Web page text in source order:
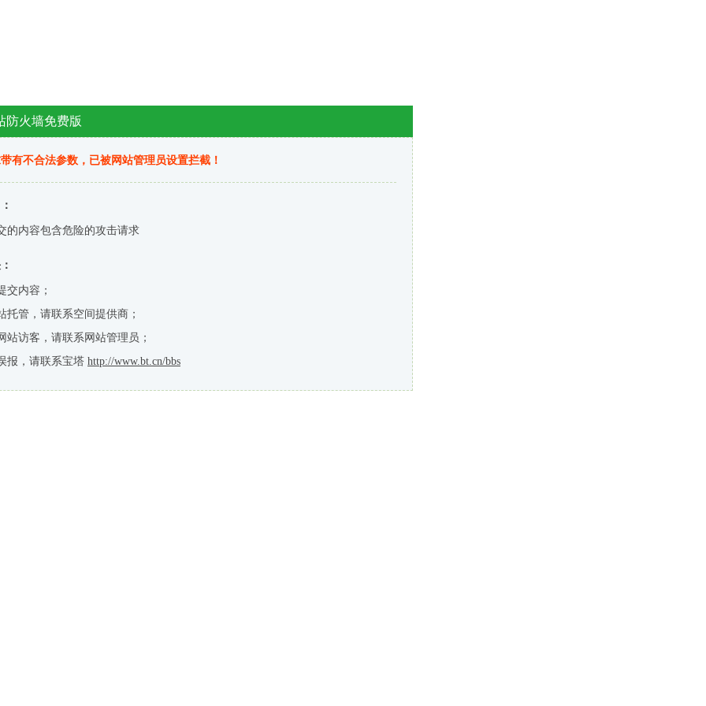
防火墙免费版
有不合法参数，已被网站管理员设置拦截！
的内容包含危险的攻击请求
交内容；
托管，请联系空间提供商；
站访客，请联系网站管理员；
报，请联系宝塔 http://www.bt.cn/bbs